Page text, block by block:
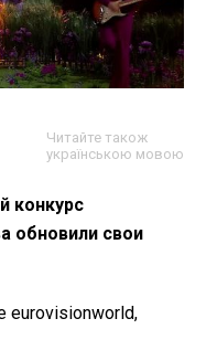
Читайте також
українською мовою
конкурс
обновили свои
eurovisionworld,